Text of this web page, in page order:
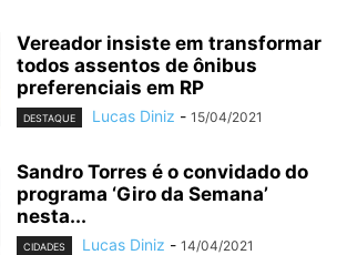
Vereador insiste em transformar
todos assentos de ônibus
preferenciais em RP
DESTAQUE Lucas Diniz - 15/04/2021
Sandro Torres é o convidado do
programa ‘Giro da Semana’
nesta...
CIDADES Lucas Diniz - 14/04/2021